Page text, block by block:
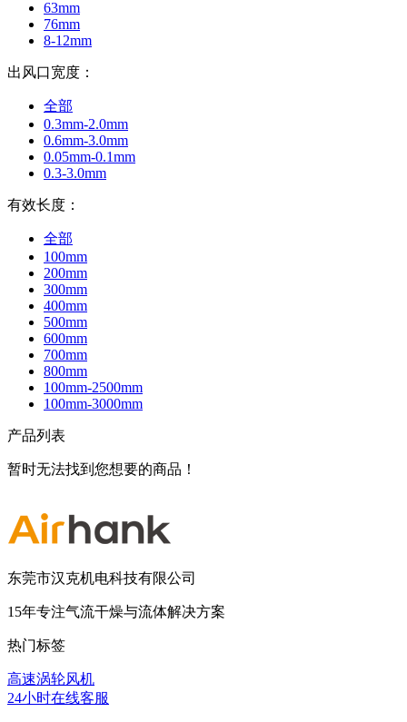
63mm
76mm
8-12mm
出风口宽度：
全部
0.3mm-2.0mm
0.6mm-3.0mm
0.05mm-0.1mm
0.3-3.0mm
有效长度：
全部
100mm
200mm
300mm
400mm
500mm
600mm
700mm
800mm
100mm-2500mm
100mm-3000mm
产品列表
暂时无法找到您想要的商品！
东莞市汉克机电科技有限公司
15年专注气流干燥与流体解决方案
热门标签
高速涡轮风机
24小时在线客服